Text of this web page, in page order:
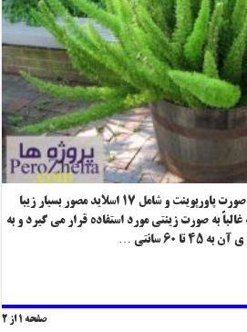
گیاه شویدی دم روباهی این فایل به صورت پاورپوینت و شامل ۱۷ اسلاید مصور بسیار زیبا
به صورت زینتی مورد استفاده قرار می گیرد و به
۶۰ سانتی …
صفحه 1 از 2